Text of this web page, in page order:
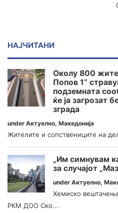
НАЈЧИТАНИ
Околу 800
Попов 1“
подземната
ќе ја загрозат
зграда
under Актуелно, Македонија
Жителите и сопствениците на
„Им симнувам
за случајот
under Актуелно,
Хемиско
РКМ ДОО Ско...